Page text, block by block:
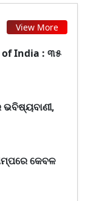
View More
of India : ୩୫
କେବଳ